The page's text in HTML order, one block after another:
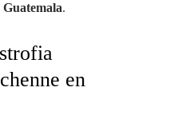
Guatemala.
en